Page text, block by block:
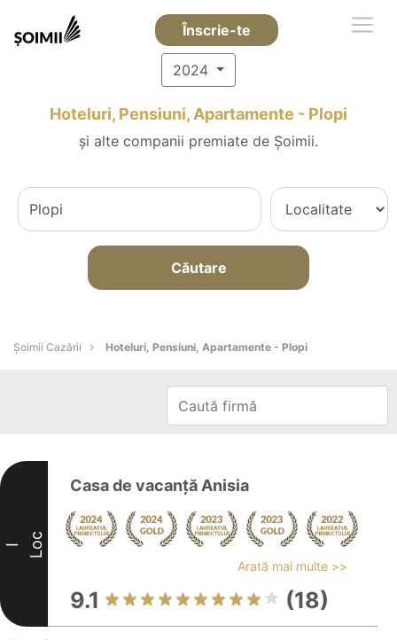
Înscrie-te
2024
Hoteluri, Pensiuni, Apartamente - Plopi
și alte companii premiate de Șoimii.
Căutare
Șoimii Cazării Hoteluri, Pensiuni, Apartamente - Plopi
I Loc
Casa de vacanță Anisia
Arată mai multe >>
9.1 (18)